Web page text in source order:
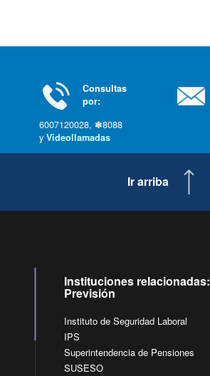
Consultas
por:
6007120028, ✽8088
y Videollamadas
Ir arriba
Instituciones relacionadas:
Previsión
Instituto de Seguridad Laboral
IPS
Superintendencia de Pensiones
SUSESO